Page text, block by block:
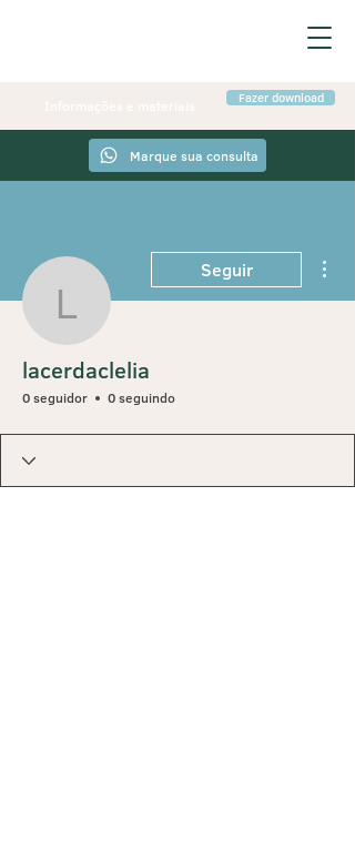
Marque sua consulta
Fazer download
lacerdaclelia
Seguir
lacerdaclelia
0 seguidor 0 seguindo